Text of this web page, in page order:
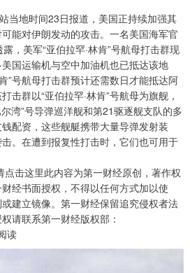
当地时间23日报道，美国正持续加强其
能对伊朗发动的攻击。一名美国海军官
，美军“亚伯拉罕·林肯”号航母打击群现
国运输机与空中加油机也已抵达该地
”号航母打击群预计还需数日才能抵达阿
击群以“亚伯拉罕·林肯”号航母为旗舰，
湾”号导弹巡洋舰和第21驱逐舰支队的多
配资，这些舰艇携带大量导弹发射装
。在遭到报复性打击时，它们也可用于
击这里此内容为第一财经原创，著作权
经书面授权，不得以任何方式加以使
建立镜像。第一财经保留追究侵权者法
请联系第一财经版权部：
读